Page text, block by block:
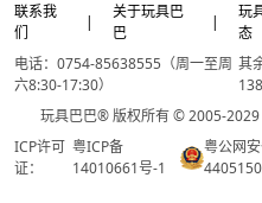
联系我
们
|
关于玩具巴
巴
|
玩
态
电话：0754-85638555（周一至周
六8:30-17:30）
其
玩具巴巴® 版权所有 © 2005-2029
ICP许可
证：
粤ICP备
14010661号-1
粤公网